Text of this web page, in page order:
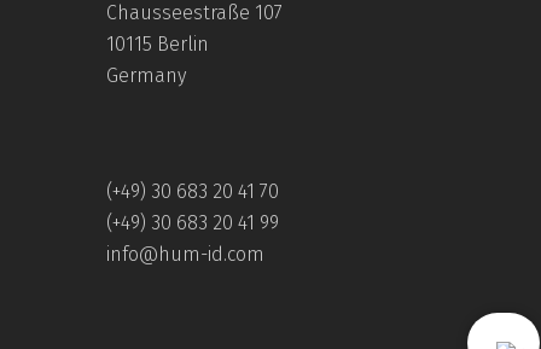
Chausseestraße 107
10115 Berlin
Germany
(+49) 30 683 20 41 70
(+49) 30 683 20 41 99
info@hum-id.com